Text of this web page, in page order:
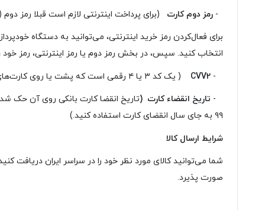
- رمز دوم کارت (برای پرداخت اینترنتی لازم است قبلا رمز
برای فعال‌کردن رمز خرید اینترنتی، می‏‌توانید به دستگاه
انتخاب کنید. سپس، در بخش رمز دوم یا رمز اینترنتی، رمز خود
-
CVV2 ( یک کد ۳ یا ۴ رقمی است که پشت یا روی کارت‌‌‌‌‌‌‌‌‌‌‌‌‌‌‌‌‌‌‌‌‌‌‌‌‌‌‌‌‌‌‌‌‌‌‌‌‌‌‌‌‌‌‌‌‌‌‌‌‌‌‌‌‌های بانکی درج می‌شود و به‌‌‌‌‌‌‌‌‌‌‌‌‌‌‌‌‌‌‌‌‌‌‌‌‌‌‌‌‌‌‌‌‌‌‌‌‌‌‌‌‌‌‌‌‌‌‌‌‌‌‌‌‌عنوان یک کد امنیتی در پرداخت‌‌‌‌‌‌‌‌‌‌‌‌‌‌‌‌‌‌‌‌‌‌‌‌‌‌‌‌‌‌‌‌‌‌‌‌‌‌‌‌‌‌‌‌‌‌‌‌‌‌‌‌‌های اینترنتی کاربرد دارد )
- تاریخ انقضاء کارت (
۹۹ به جای سال انقضای کارت استفاده کنید.)
شرایط ارسال کالا
شما می‌توانید کالای مورد نظر خود را در سراسر ایران
صورت پذیرد.